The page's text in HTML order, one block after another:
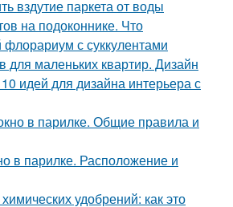
вздутие паркета от воды
на подоконнике. Что
флорариум с суккулентами
для маленьких квартир. Дизайн
идей для дизайна интерьера с
в парилке. Общие правила и
в парилке. Расположение и
удобрений: как это